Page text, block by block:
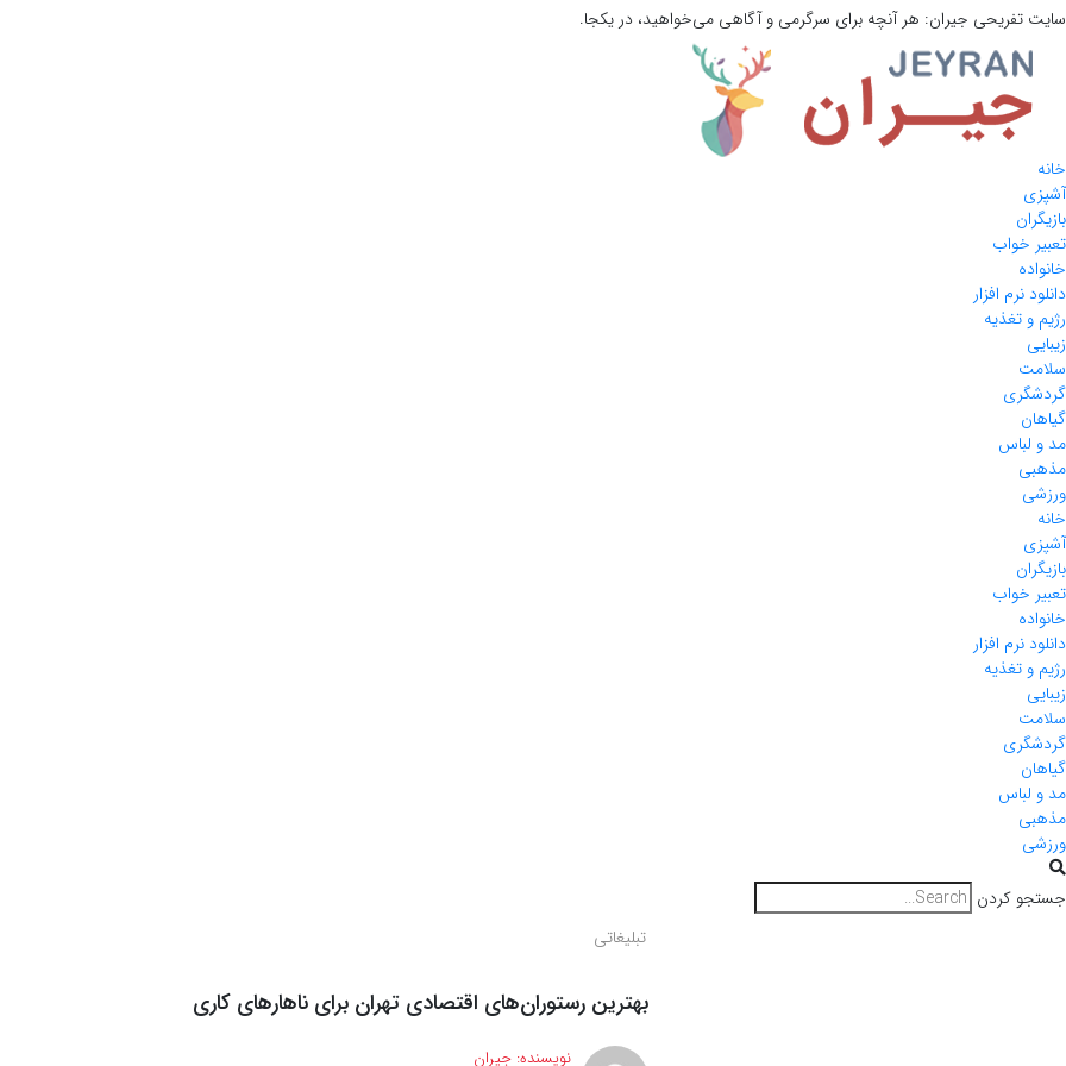
سایت تفریحی جیران: هر آنچه برای سرگرمی و آگاهی می‌خواهید، در یکجا.
خانه
آشپزی
بازیگران
تعبیر خواب
خانواده
دانلود نرم افزار
رژیم و تغذیه
زیبایی
سلامت
گردشگری
گیاهان
مد و لباس
مذهبی
ورزشی
خانه
آشپزی
بازیگران
تعبیر خواب
خانواده
دانلود نرم افزار
رژیم و تغذیه
زیبایی
سلامت
گردشگری
گیاهان
مد و لباس
مذهبی
ورزشی
جستجو کردن
تبلیغاتی
بهترین رستوران‌های اقتصادی تهران برای ناهارهای کاری
نویسنده: جیران